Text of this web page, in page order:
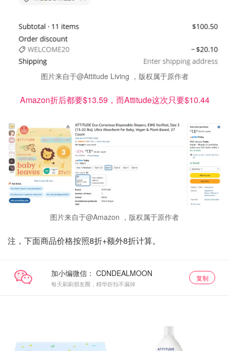
图片来自于@Attitude Living ，版权属于原作者
Amazon折后都要$13.59，而Attitude这次只要$10.44
图片来自于@Amazon ，版权属于原作者
注，下面商品价格按照8折+额外8折计算。
加小编微信：
每天刷刷朋友圈，精华折扣不漏掉
复制